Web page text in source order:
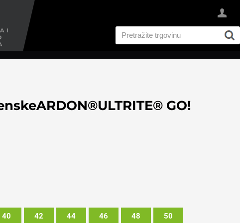
I
GO!
40 42 44 46 48 50